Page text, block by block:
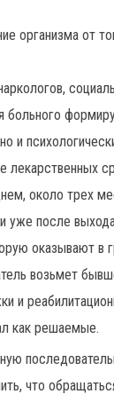
организма от
и
лекарственных
около трех
уже после
оказывают в
возьмет
и
как решаемые.
что